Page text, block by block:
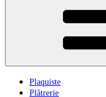
Plaquiste
Plâtrerie